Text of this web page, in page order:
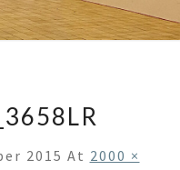
2015 At 2000 ×